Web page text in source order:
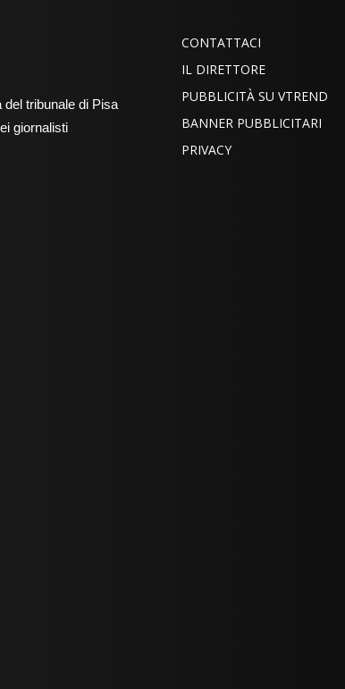
tribunale di Pisa
giornalisti
CONTATTACI
IL DIRETTORE
PUBBLICITÀ SU VTREND
BANNER PUBBLICITARI
PRIVACY